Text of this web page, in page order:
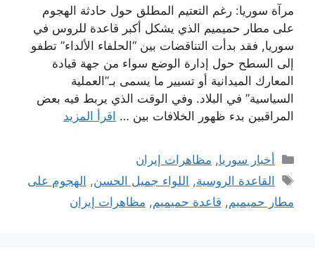
مرآة سوريا: رغم التعتيم المطلق حول حادثة الهجوم
على مطار حميميم الذي يشكل أكبر قاعدة للروس في
سوريا, فقد بدأت التناقضات بين “الحلفاء الألداء” تطفو
إلى السطح حول إدارة الوضع سواء من جهة قيادة
المعارك الميدانية أو تسيير ما يسمى بـ”العملية
السياسية” في البلاد. وفي الوقت الذي يربط فيه بعض
المراقبين بدء ظهور الخلافات بين … اقرأ المزيد
التصنيفات
أخبار سوريا, مظاهرات إيران
الوسوم
القاعدة الروسية, اللواء جميل الحسن, الهجوم على
مطار حميميم, قاعدة حميميم, مظاهرات إيران